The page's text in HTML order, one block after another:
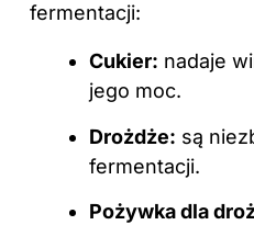
fermentacji:
Cukier: nadaje
jego moc.
Drożdże: są
fermentacji.
Pożywka dla